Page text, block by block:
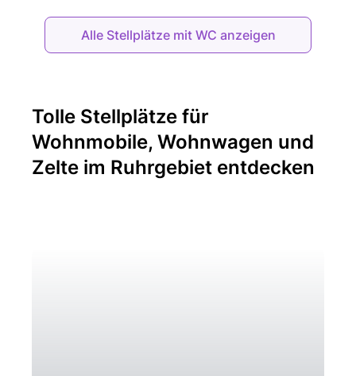
Alle Stellplätze mit WC anzeigen
Tolle Stellplätze für
Wohnmobile, Wohnwagen und
Zelte im Ruhrgebiet entdecken